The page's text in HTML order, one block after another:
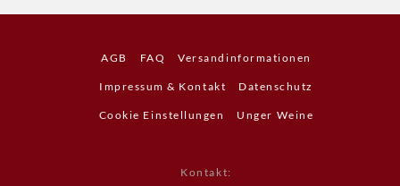
AGB FAQ Versandinformationen
Impressum & Kontakt Datenschutz
Cookie Einstellungen Unger Weine
Kontakt: